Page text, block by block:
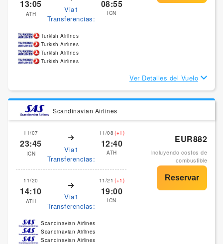
13:05
ATH
Via1
Transferencias:
08:55
ICN
Turkish Airlines
Turkish Airlines
Turkish Airlines
Turkish Airlines
Ver Detalles del Vuelo
Scandinavian Airlines
11/07
23:45
ICN
Via1
Transferencias:
11/08 (+1)
12:40
ATH
11/20
14:10
ATH
Via1
Transferencias:
11/21 (+1)
19:00
ICN
EUR882
Incluyendo costos de
combustible
Scandinavian Airlines
Scandinavian Airlines
Scandinavian Airlines